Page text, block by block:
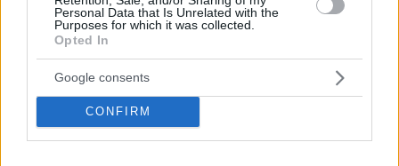
Personal Data that Is Unrelated with the
Purposes for which it was collected.
Opted In
Google consents
CONFIRM
Σαπεκοένσε: Ο «άφθαρτος» επιζών που σώθηκε και από
τροχαίο
Thema Insights